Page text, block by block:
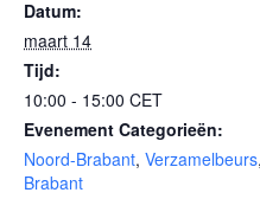
Datum:
maart 14
Tijd:
10:00 - 15:00 CET
Evenement Categorieën:
Noord-Brabant, Verzamelbeurs,
Brabant